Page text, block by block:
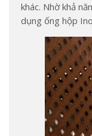
khác. Nhờ khả
dụng ống hộp